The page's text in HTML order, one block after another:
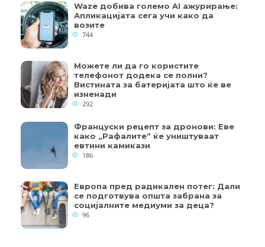
Waze добива големо AI ажурирање:
Апликацијата сега учи како да
возите
744
Можете ли да го користите
телефонот додека се полни?
Вистината за батеријата што ќе ве
изненади
292
Француски рецепт за дронови: Еве
како „Рафалите“ ќе уништуваат
евтини камикази
186
Европа пред радикален потег: Дали
се подготвува општа забрана за
социјалните медиуми за деца?
96